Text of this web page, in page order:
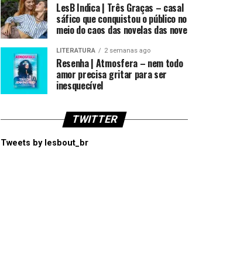
LesB Indica | Três Graças – casal
sáfico que conquistou o público no
meio do caos das novelas das nove
LITERATURA 2 semanas ago
Resenha | Atmosfera – nem todo
amor precisa gritar para ser
inesquecível
TWITTER
Tweets by lesbout_br